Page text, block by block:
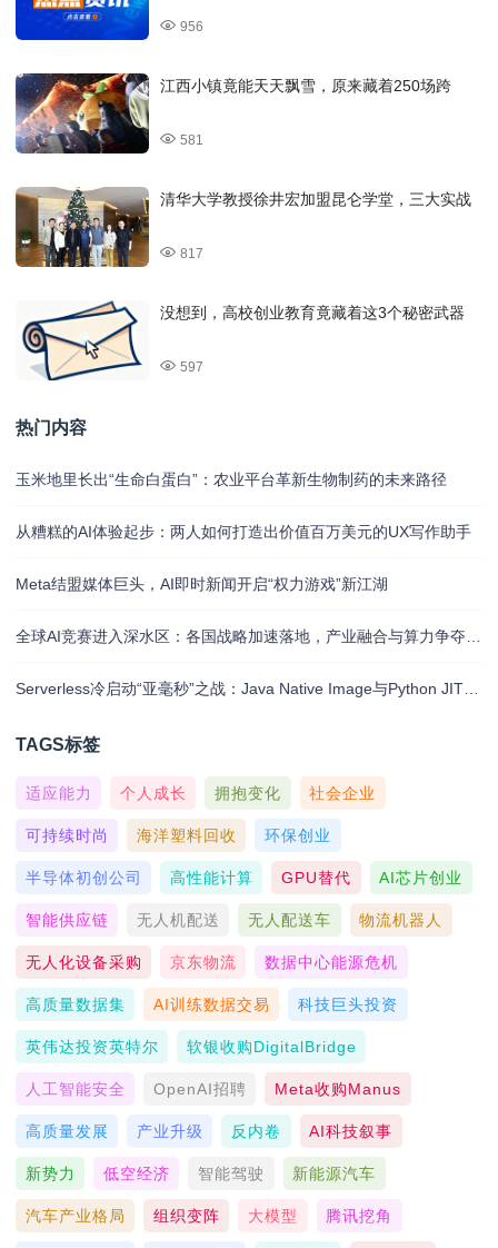
956
江西小镇竟能天天飘雪，原来藏着250场跨
581
清华大学教授徐井宏加盟昆仑学堂，三大实战
817
没想到，高校创业教育竟藏着这3个秘密武器
597
热门内容
玉米地里长出“生命白蛋白”：农业平台革新生物制药的未来路径
从糟糕的AI体验起步：两人如何打造出价值百万美元的UX写作助手
Meta结盟媒体巨头，AI即时新闻开启“权力游戏”新江湖
TAGS标签
适应能力 个人成长 拥抱变化 社会企业
可持续时尚 海洋塑料回收 环保创业
半导体初创公司 高性能计算 GPU替代 AI芯片创业
智能供应链 无人机配送 无人配送车 物流机器人
无人化设备采购 京东物流 数据中心能源危机
高质量数据集 AI训练数据交易 科技巨头投资
英伟达投资英特尔 软银收购DigitalBridge
人工智能安全 OpenAI招聘 Meta收购Manus
高质量发展 产业升级 反内卷 AI科技叙事
新势力 低空经济 智能驾驶 新能源汽车
汽车产业格局 组织变阵 大模型 腾讯挖角